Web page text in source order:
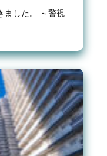
ました。 ～警視